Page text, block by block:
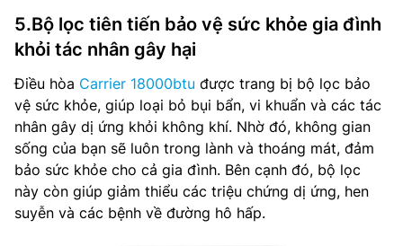
5.Bộ lọc tiên tiến bảo vệ sức khỏe gia đình
khỏi tác nhân gây hại
Điều hòa Carrier 18000btu được trang bị bộ lọc bảo
vệ sức khỏe, giúp loại bỏ bụi bẩn, vi khuẩn và các tác
nhân gây dị ứng khỏi không khí. Nhờ đó, không gian
sống của bạn sẽ luôn trong lành và thoáng mát, đảm
bảo sức khỏe cho cả gia đình. Bên cạnh đó, bộ lọc
này còn giúp giảm thiểu các triệu chứng dị ứng, hen
suyễn và các bệnh về đường hô hấp.